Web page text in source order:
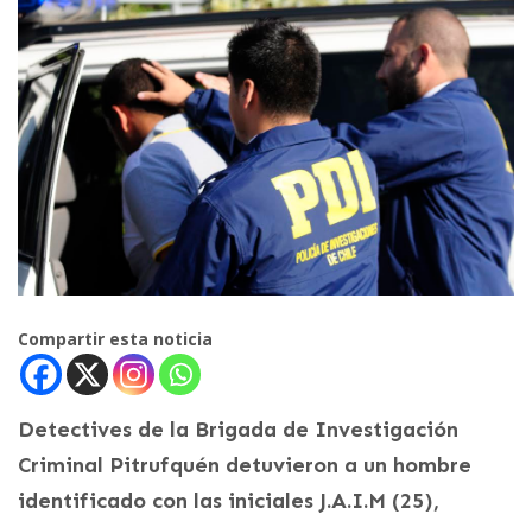
Compartir esta noticia
Detectives de la Brigada de Investigación
Criminal Pitrufquén detuvieron a un hombre
identificado con las iniciales J.A.I.M (25),